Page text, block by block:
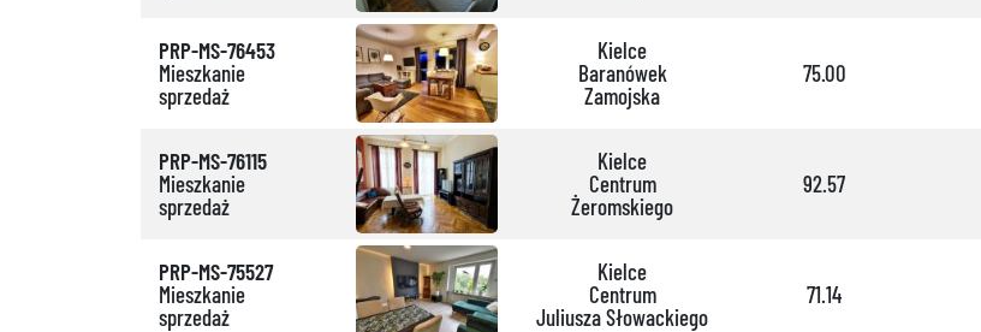
PRP-MS-76453
Mieszkanie
sprzedaż
Kielce
Baranówek
Zamojska
75.00
PRP-MS-76115
Mieszkanie
sprzedaż
Kielce
Centrum
Żeromskiego
92.57
PRP-MS-75527
Mieszkanie
sprzedaż
Kielce
Centrum
Juliusza Słowackiego
71.14